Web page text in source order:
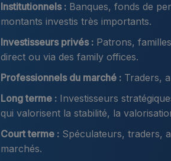
Institutionnels : Banques, fonds de
montants investis très importants.
Investisseurs privés : Patrons,
direct ou via des family offices.
Professionnels du marché : Traders,
Long terme : Investisseurs
qui valorisent la stabilité, la
Court terme : Spéculateurs, traders,
marchés.